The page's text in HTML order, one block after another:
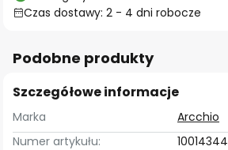
Czas dostawy: 2 - 4 dni robocze
Podobne produkty
Szczegółowe informacje
Marka
Arcchio
Numer artykułu:
10014344